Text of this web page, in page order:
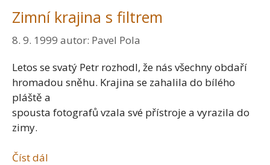
Zimní krajina s filtrem
8. 9. 1999 autor: Pavel Pola
Letos se svatý Petr rozhodl, že nás všechny obdaří
hromadou sněhu. Krajina se zahalila do bílého
pláště a
spousta fotografů vzala své přístroje a vyrazila do
zimy.
Číst dál